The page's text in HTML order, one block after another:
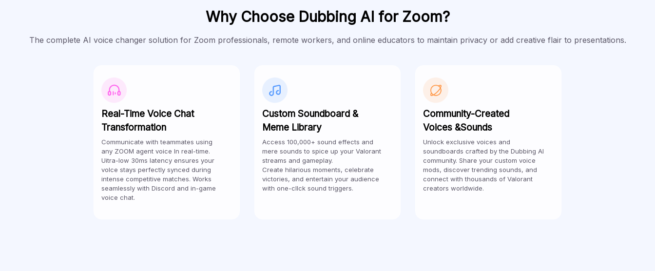
Why Choose Dubbing AI for Zoom?
The complete AI voice changer solution for Zoom professionals, remote workers, and online educators to maintain privacy or add creative flair to presentations.
Real-Time Voice Chat
Transformation
Communicate with teammates using
any ZOOM agent voice In real-time.
Uitra-low 30ms latency ensures your
volce stays perfectly synced during
intense competitive matches. Works
seamlessly with Discord and in-game
voice chat.
Custom Soundboard &
Meme Library
Access 100,000+ sound effects and
mere sounds to spice up your Valorant
streams and gameplay.
Create hilarious moments, celebrate
victories, and entertain your audience
with one-cllck sound triggers.
Community-Created
Voices &Sounds
Unlock exclusive voices and
soundboards crafted by the Dubbing Al
community. Share your custom voice
mods, discover trending sounds, and
connect with thousands of Valorant
creators worldwide.